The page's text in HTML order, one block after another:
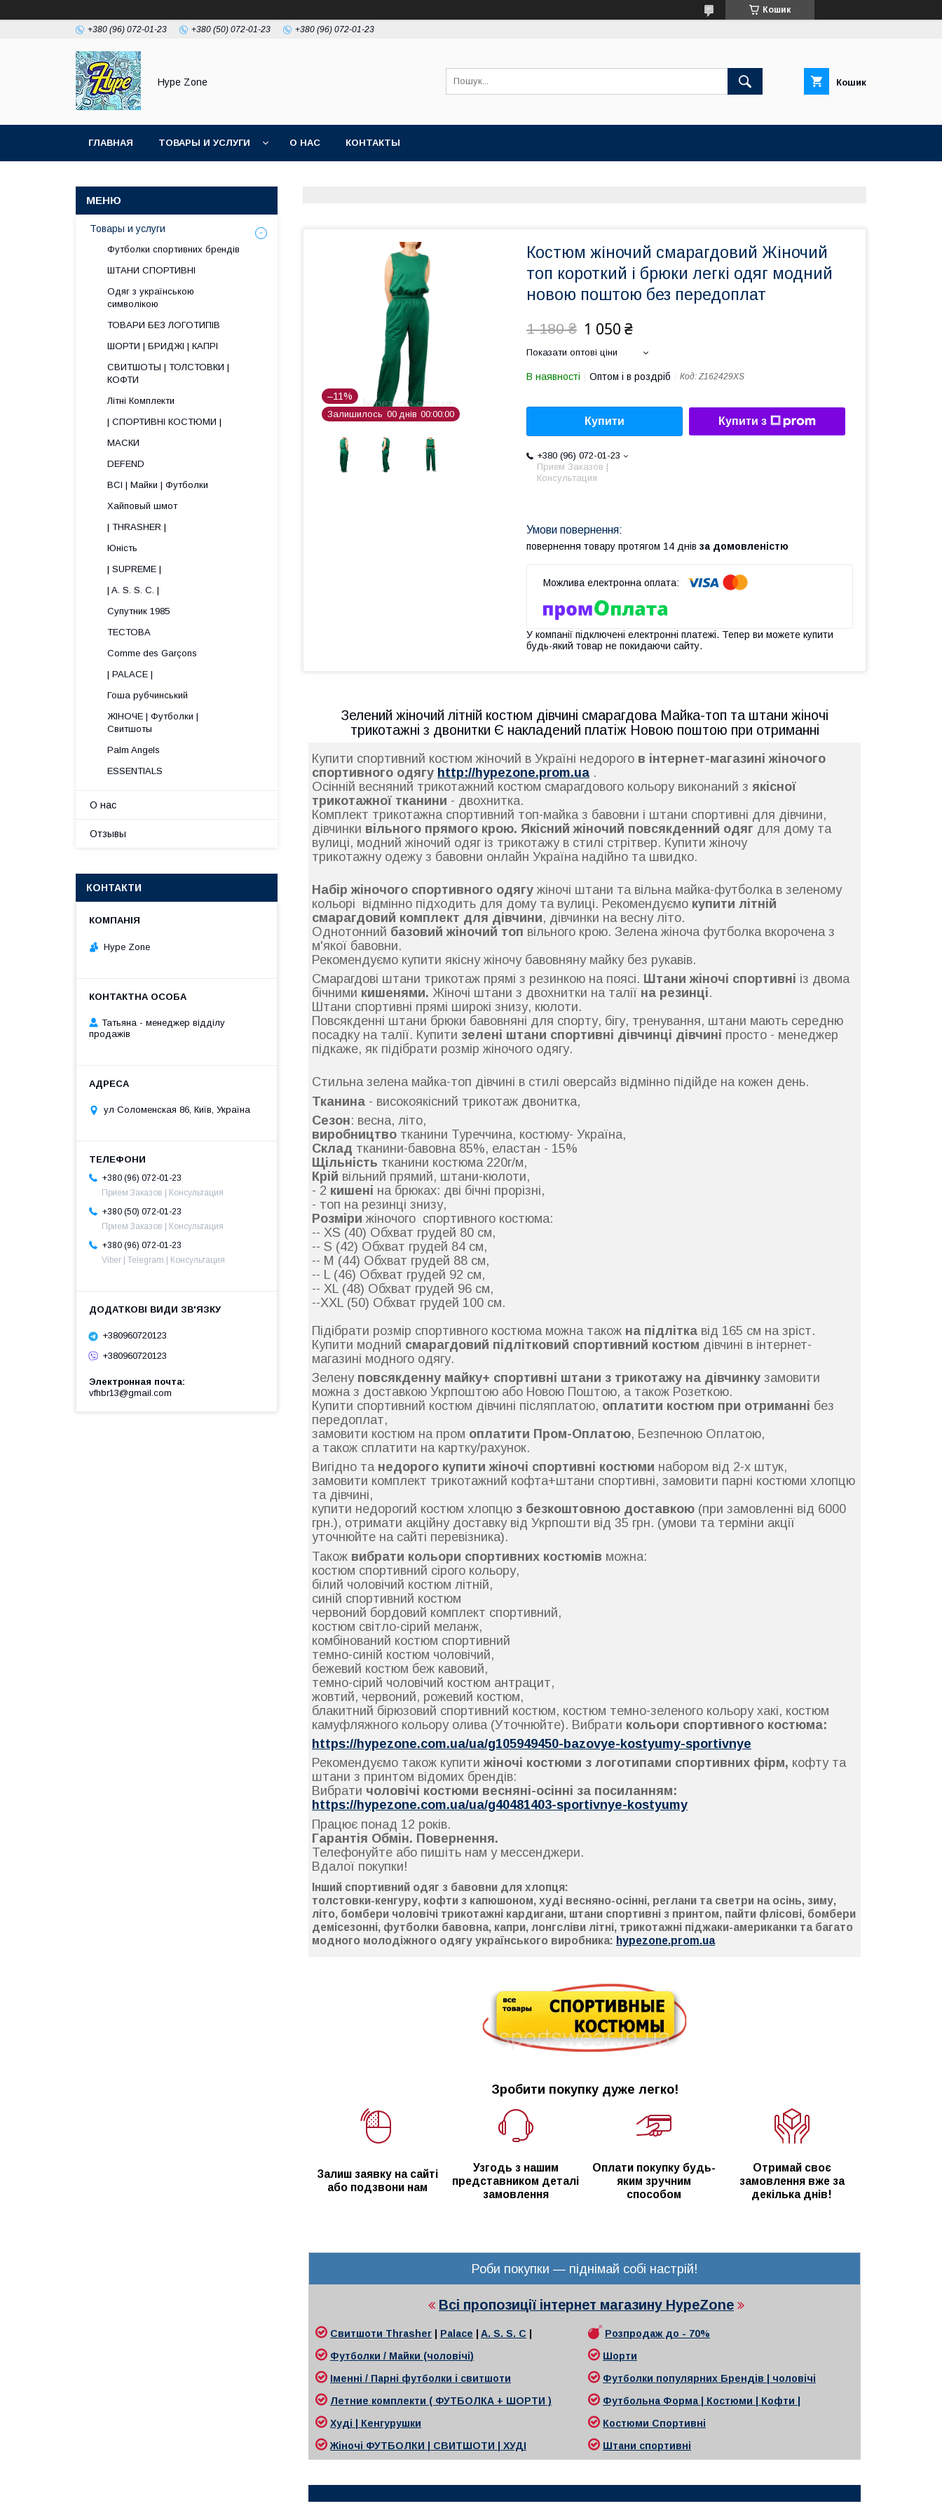
Кошик
+380 (96) 072-01-23 +380 (50) 072-01-23 +380 (96) 072-01-23
Hype Zone Кошик
ГЛАВНАЯ ТОВАРЫ И УСЛУГИ О НАС КОНТАКТЫ
–11%
Залишилось 00 днів 00 00 00
Костюм жіночий смарагдовий Жіночий
топ короткий і брюки легкі одяг модний
новою поштою без передоплат
1 180 ₴ 1 050 ₴
Показати оптові ціни
В наявності Оптом і в роздріб Код: Z162429XS
Купити Купити з
+380 (96) 072-01-23
Прием Заказов |
Консультация
повернення товару протягом 14 днів за домовленістю
У компанії підключені електронні платежі. Тепер ви можете купити
будь-який товар не покидаючи сайту.
Зелений жіночий літній костюм дівчині смарагдова Майка-топ та штани жіночі
трикотажні з двонитки Є накладений платіж Новою поштою при отриманні
Купити спортивний костюм жіночий в Україні недорого в інтернет-магазині жіночого
спортивного одягу http://hypezone.prom.ua .
Осінній весняний трикотажний костюм смарагдового кольору виконаний з якісної
трикотажної тканини - двохнитка.
Комплект трикотажна спортивний топ-майка з бавовни і штани спортивні для дівчини,
дівчинки вільного прямого крою. Якісний жіночий повсякденний одяг для дому та
вулиці, модний жіночий одяг із трикотажу в стилі стрітвер. Купити жіночу
трикотажну одежу з бавовни онлайн Україна надійно та швидко.
Набір жіночого спортивного одягу жіночі штани та вільна майка-футболка в зеленому
кольорі відмінно підходить для дому та вулиці. Рекомендуємо купити літній
смарагдовий комплект для дівчини, дівчинки на весну літо.
Однотонний базовий жіночий топ вільного крою. Зелена жіноча футболка вкорочена з
м'якої бавовни.
Рекомендуємо купити якісну жіночу бавовняну майку без рукавів.
Смарагдові штани трикотаж прямі з резинкою на поясі. Штани жіночі спортивні із двома
бічними кишенями. Жіночі штани з двохнитки на талії на резинці.
Штани спортивні прямі широкі знизу, кюлоти.
Повсякденні штани брюки бавовняні для спорту, бігу, тренування, штани мають середню
посадку на талії. Купити зелені штани спортивні дівчинці дівчині просто - менеджер
підкаже, як підібрати розмір жіночого одягу.
Стильна зелена майка-топ дівчині в стилі оверсайз відмінно підійде на кожен день.
Тканина - високоякісний трикотаж двонитка,
Сезон: весна, літо,
виробництво тканини Туреччина, костюму- Україна,
Склад тканини-бавовна 85%, еластан - 15%
Щільність тканини костюма 220г/м,
Крій вільний прямий, штани-кюлоти,
- 2 кишені на брюках: дві бічні прорізні,
- топ на резинці знизу,
Розміри жіночого спортивного костюма:
-- XS (40) Обхват грудей 80 см,
-- S (42) Обхват грудей 84 см,
-- М (44) Обхват грудей 88 см,
-- L (46) Обхват грудей 92 см,
-- XL (48) Обхват грудей 96 см,
--XXL (50) Обхват грудей 100 см.
Підібрати розмір спортивного костюма можна також на підлітка від 165 см на зріст.
Купити модний смарагдовий підлітковий спортивний костюм дівчині в інтернет-
магазині модного одягу.
Зелену повсякденну майку+ спортивні штани з трикотажу на дівчинку замовити
можна з доставкою Укрпоштою або Новою Поштою, а також Розеткою.
Купити спортивний костюм дівчині післяплатою, оплатити костюм при отриманні без
передоплат,
замовити костюм на пром оплатити Пром-Оплатою, Безпечною Оплатою,
а також сплатити на картку/рахунок.
Вигідно та недорого купити жіночі спортивні костюми набором від 2-х штук,
замовити комплект трикотажний кофта+штани спортивні, замовити парні костюми хлопцю
та дівчині,
купити недорогий костюм хлопцю з безкоштовною доставкою (при замовленні від 6000
грн.), отримати акційну доставку від Укрпошти від 35 грн. (умови та терміни акції
уточнюйте на сайті перевізника).
Також вибрати кольори спортивних костюмів можна:
костюм спортивний сірого кольору,
білий чоловічий костюм літній,
синій спортивний костюм
червоний бордовий комплект спортивний,
костюм світло-сірий меланж,
комбінований костюм спортивний
темно-синій костюм чоловічий,
бежевий костюм беж кавовий,
темно-сірий чоловічий костюм антрацит,
жовтий, червоний, рожевий костюм,
блакитний бірюзовий спортивний костюм, костюм темно-зеленого кольору хакі, костюм
камуфляжного кольору олива (Уточнюйте). Вибрати кольори спортивного костюма:
https://hypezone.com.ua/ua/g105949450-bazovye-kostyumy-sportivnye
Рекомендуємо також купитижіночі костюми з логотипами спортивних фірм, кофту та
штани з принтом відомих брендів:
Вибрати чоловічі костюми весняні-осінні за посиланням:
https://hypezone.com.ua/ua/g40481403-sportivnye-kostyumy
Працює понад 12 років.
Гарантія Обмін. Повернення.
Телефонуйте або пишіть нам у мессенджери.
Вдалої покупки!
Інший спортивний одяг з бавовни для хлопця:
толстовки-кенгуру, кофти з капюшоном, худі весняно-осінні, реглани та светри на осінь, зиму,
літо, бомбери чоловічі трикотажні кардигани, штани спортивні з принтом, пайти флісові, бомбери
демісезонні, футболки бавовна, капри, лонгсліви літні, трикотажні піджаки-американки та багато
модного молодіжного одягу українського виробника: hypezone.prom.ua
Зробити покупку дуже легко!
Залиш заявку на сайті
або подзвони нам
Узгодь з нашим
представником деталі
замовлення
Оплати покупку будь-
яким зручним
способом
Отримай своє
замовлення вже за
декілька днів!
Роби покупки — піднімай собі настрій!
Всі пропозиції інтернет магазину HypeZone
Свитшоти Thrasher Palace A. S. S. C
Розпродаж до - 70%
Футболки / Майки (чоловічі)
Шорти
Іменні / Парні футболки і свитшоти
Футболки популярних Брендів | чоловічі
Летние комплекти ( ФУТБОЛКА + ШОРТИ )
Футбольна Форма | Костюми | Кофти |
Худі | Кенгурушки
Костюми Спортивні
Жіночі ФУТБОЛКИ | СВИТШОТИ | ХУДІ Штани спортивні
Товары и услуги
Футболки спортивних брендів
ШТАНИ СПОРТИВНІ
Одяг з українською
символікою
ТОВАРИ БЕЗ ЛОГОТИПІВ
ШОРТИ | БРИДЖІ | КАПРІ
СВИТШОТЫ | ТОЛСТОВКИ |
КОФТИ
Літні Комплекти
| СПОРТИВНІ КОСТЮМИ |
МАСКИ
DEFEND
ВСІ | Майки | Футболки
Хайповый шмот
| THRASHER |
Юність
| SUPREME |
| A. S. S. C. |
Супутник 1985
ТЕСТОВА
Comme des Garçons
| PALACE |
Гоша рубчинський
ЖІНОЧЕ | Футболки |
Свитшоты
Palm Angels
ESSENTIALS
О нас
Отзывы
КОНТАКТИ
Hype Zone
Татьяна - менеджер відділу
продажів
ул Соломенская 86, Київ, Україна
+380 (96) 072-01-23
Прием Заказов | Консультация
+380 (50) 072-01-23
Прием Заказов | Консультация
+380 (96) 072-01-23
Viber | Telegram | Консультация
+380960720123
+380960720123
Электронная почта
vfhbr13@gmail.com